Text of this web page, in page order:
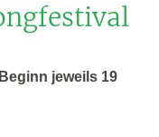
jeweils 19